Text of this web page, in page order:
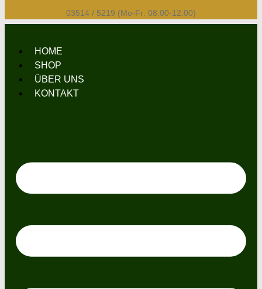
03514 / 5219 (Mo-Fr: 08:00-12:00)
HOME
SHOP
ÜBER UNS
KONTAKT